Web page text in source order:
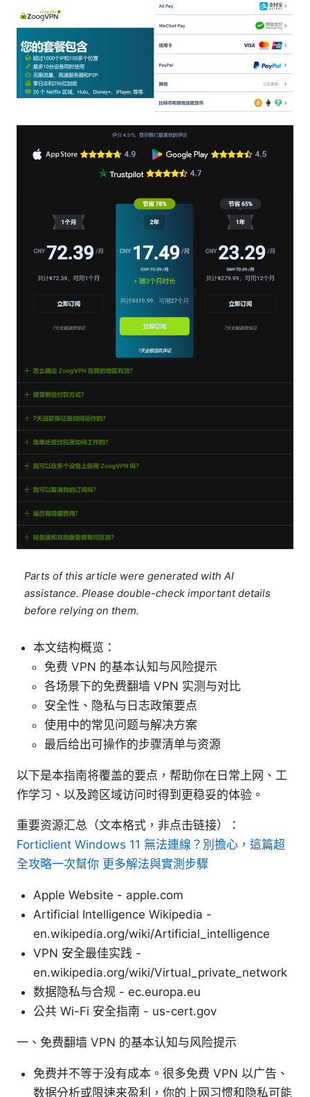
Parts of this article were generated with AI
assistance. Please double-check important details
before relying on them.
本文结构概览：
免费 VPN 的基本认知与风险提示
各场景下的免费翻墙 VPN 实测与对比
安全性、隐私与日志政策要点
使用中的常见问题与解决方案
最后给出可操作的步骤清单与资源
以下是本指南将覆盖的要点，帮助你在日常上网、工
作学习、以及跨区域访问时得到更稳妥的体验。
重要资源汇总（文本格式，非点击链接）：
Forticlient Windows 11 無法連線？別擔心，這篇超
全攻略一次幫你 更多解法與實測步驟
Apple Website - apple.com
Artificial Intelligence Wikipedia -
en.wikipedia.org/wiki/Artificial_intelligence
VPN 安全最佳实践 -
en.wikipedia.org/wiki/Virtual_private_network
数据隐私与合规 - ec.europa.eu
公共 Wi-Fi 安全指南 - us-cert.gov
一、免费翻墙 VPN 的基本认知与风险提示
免费并不等于没有成本。很多免费 VPN 以广告、
数据分析或限速来盈利，你的上网习惯和隐私可能